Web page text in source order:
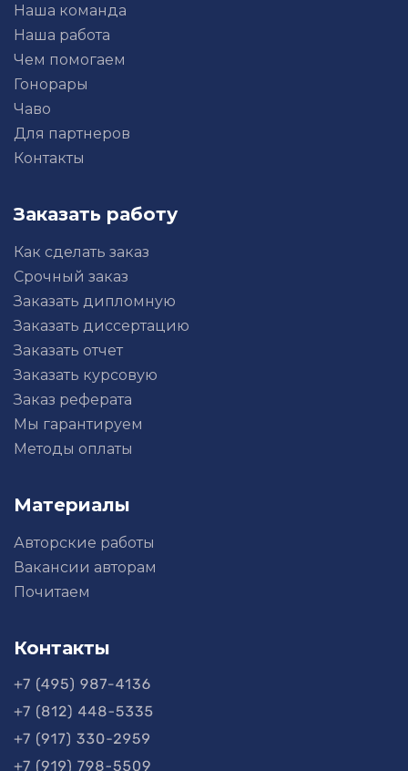
Наша команда
Наша работа
Чем помогаем
Гонорары
Чаво
Для партнеров
Контакты
Заказать работу
Как сделать заказ
Срочный заказ
Заказать дипломную
Заказать диссертацию
Заказать отчет
Заказать курсовую
Заказ реферата
Мы гарантируем
Методы оплаты
Материалы
Авторские работы
Вакансии авторам
Почитаем
Контакты